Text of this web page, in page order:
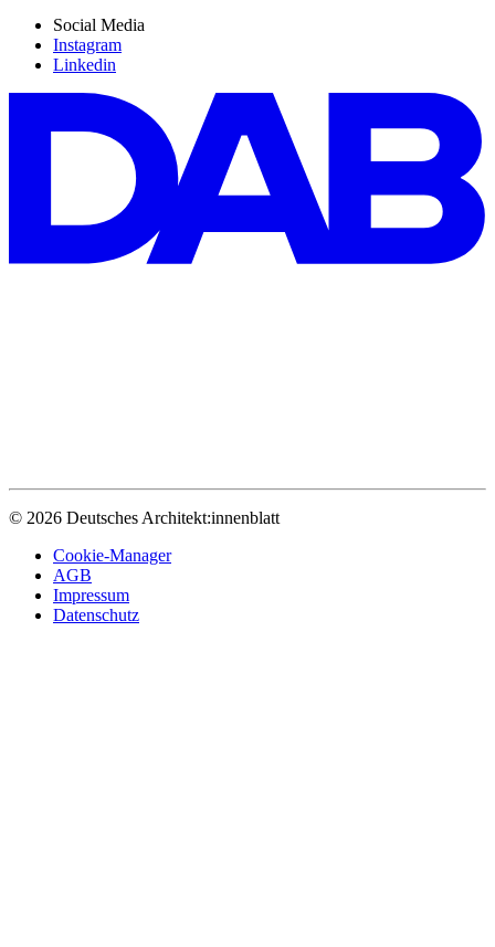
Social Media
Instagram
Linkedin
© 2026 Deutsches Architekt:innenblatt
Cookie-Manager
AGB
Impressum
Datenschutz